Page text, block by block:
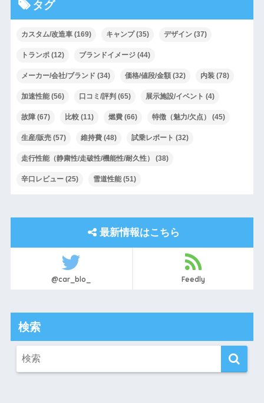
タグ
カスタム/改造車(169) キャンプ(35) デザイン(37)
トランポ(12) ブランドイメージ(44)
メーカー/会社/ブランド (34) 価格/値段/金額(32) 内装(78)
加速性能(56) 口コミ/評判 (65) 展示施設/イベント (4)
故障(67) 比較(11) 燃費(66) 特徴（魅力/欠点） (45)
生産/販売(57) 維持費(48) 試乗レポート (32)
走行性能（静粛性/走破性/機能性/耐久性） (38)
辛口レビュー(25) 雪道性能(51)
最新情報はこちら
@car_blo_ Feedly
検索